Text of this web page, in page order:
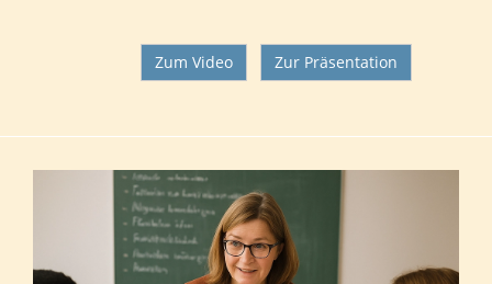
Zum Video Zur Präsentation